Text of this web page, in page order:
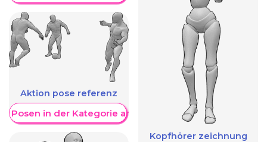
Aktion pose referenz
Posen in der Kategorie anzeigen
Kopfhörer zeichnung